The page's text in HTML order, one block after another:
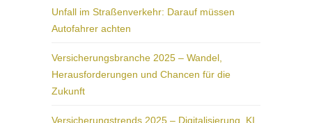
Unfall im Straßenverkehr: Darauf müssen
Autofahrer achten
Versicherungsbranche 2025 – Wandel,
Herausforderungen und Chancen für die
Zukunft
Versicherungstrends 2025 – Digitalisierung, KI